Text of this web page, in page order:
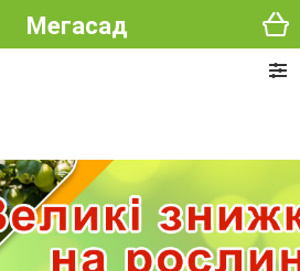
Мегасад